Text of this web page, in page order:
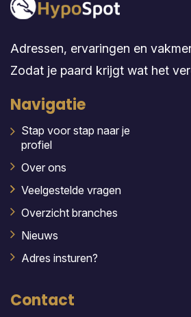
Adressen, ervaringen en
Zodat je paard krijgt wat het
Navigatie
Stap voor stap naar je
profiel
Over ons
Veelgestelde vragen
Overzicht branches
Nieuws
Adres insturen?
Contact